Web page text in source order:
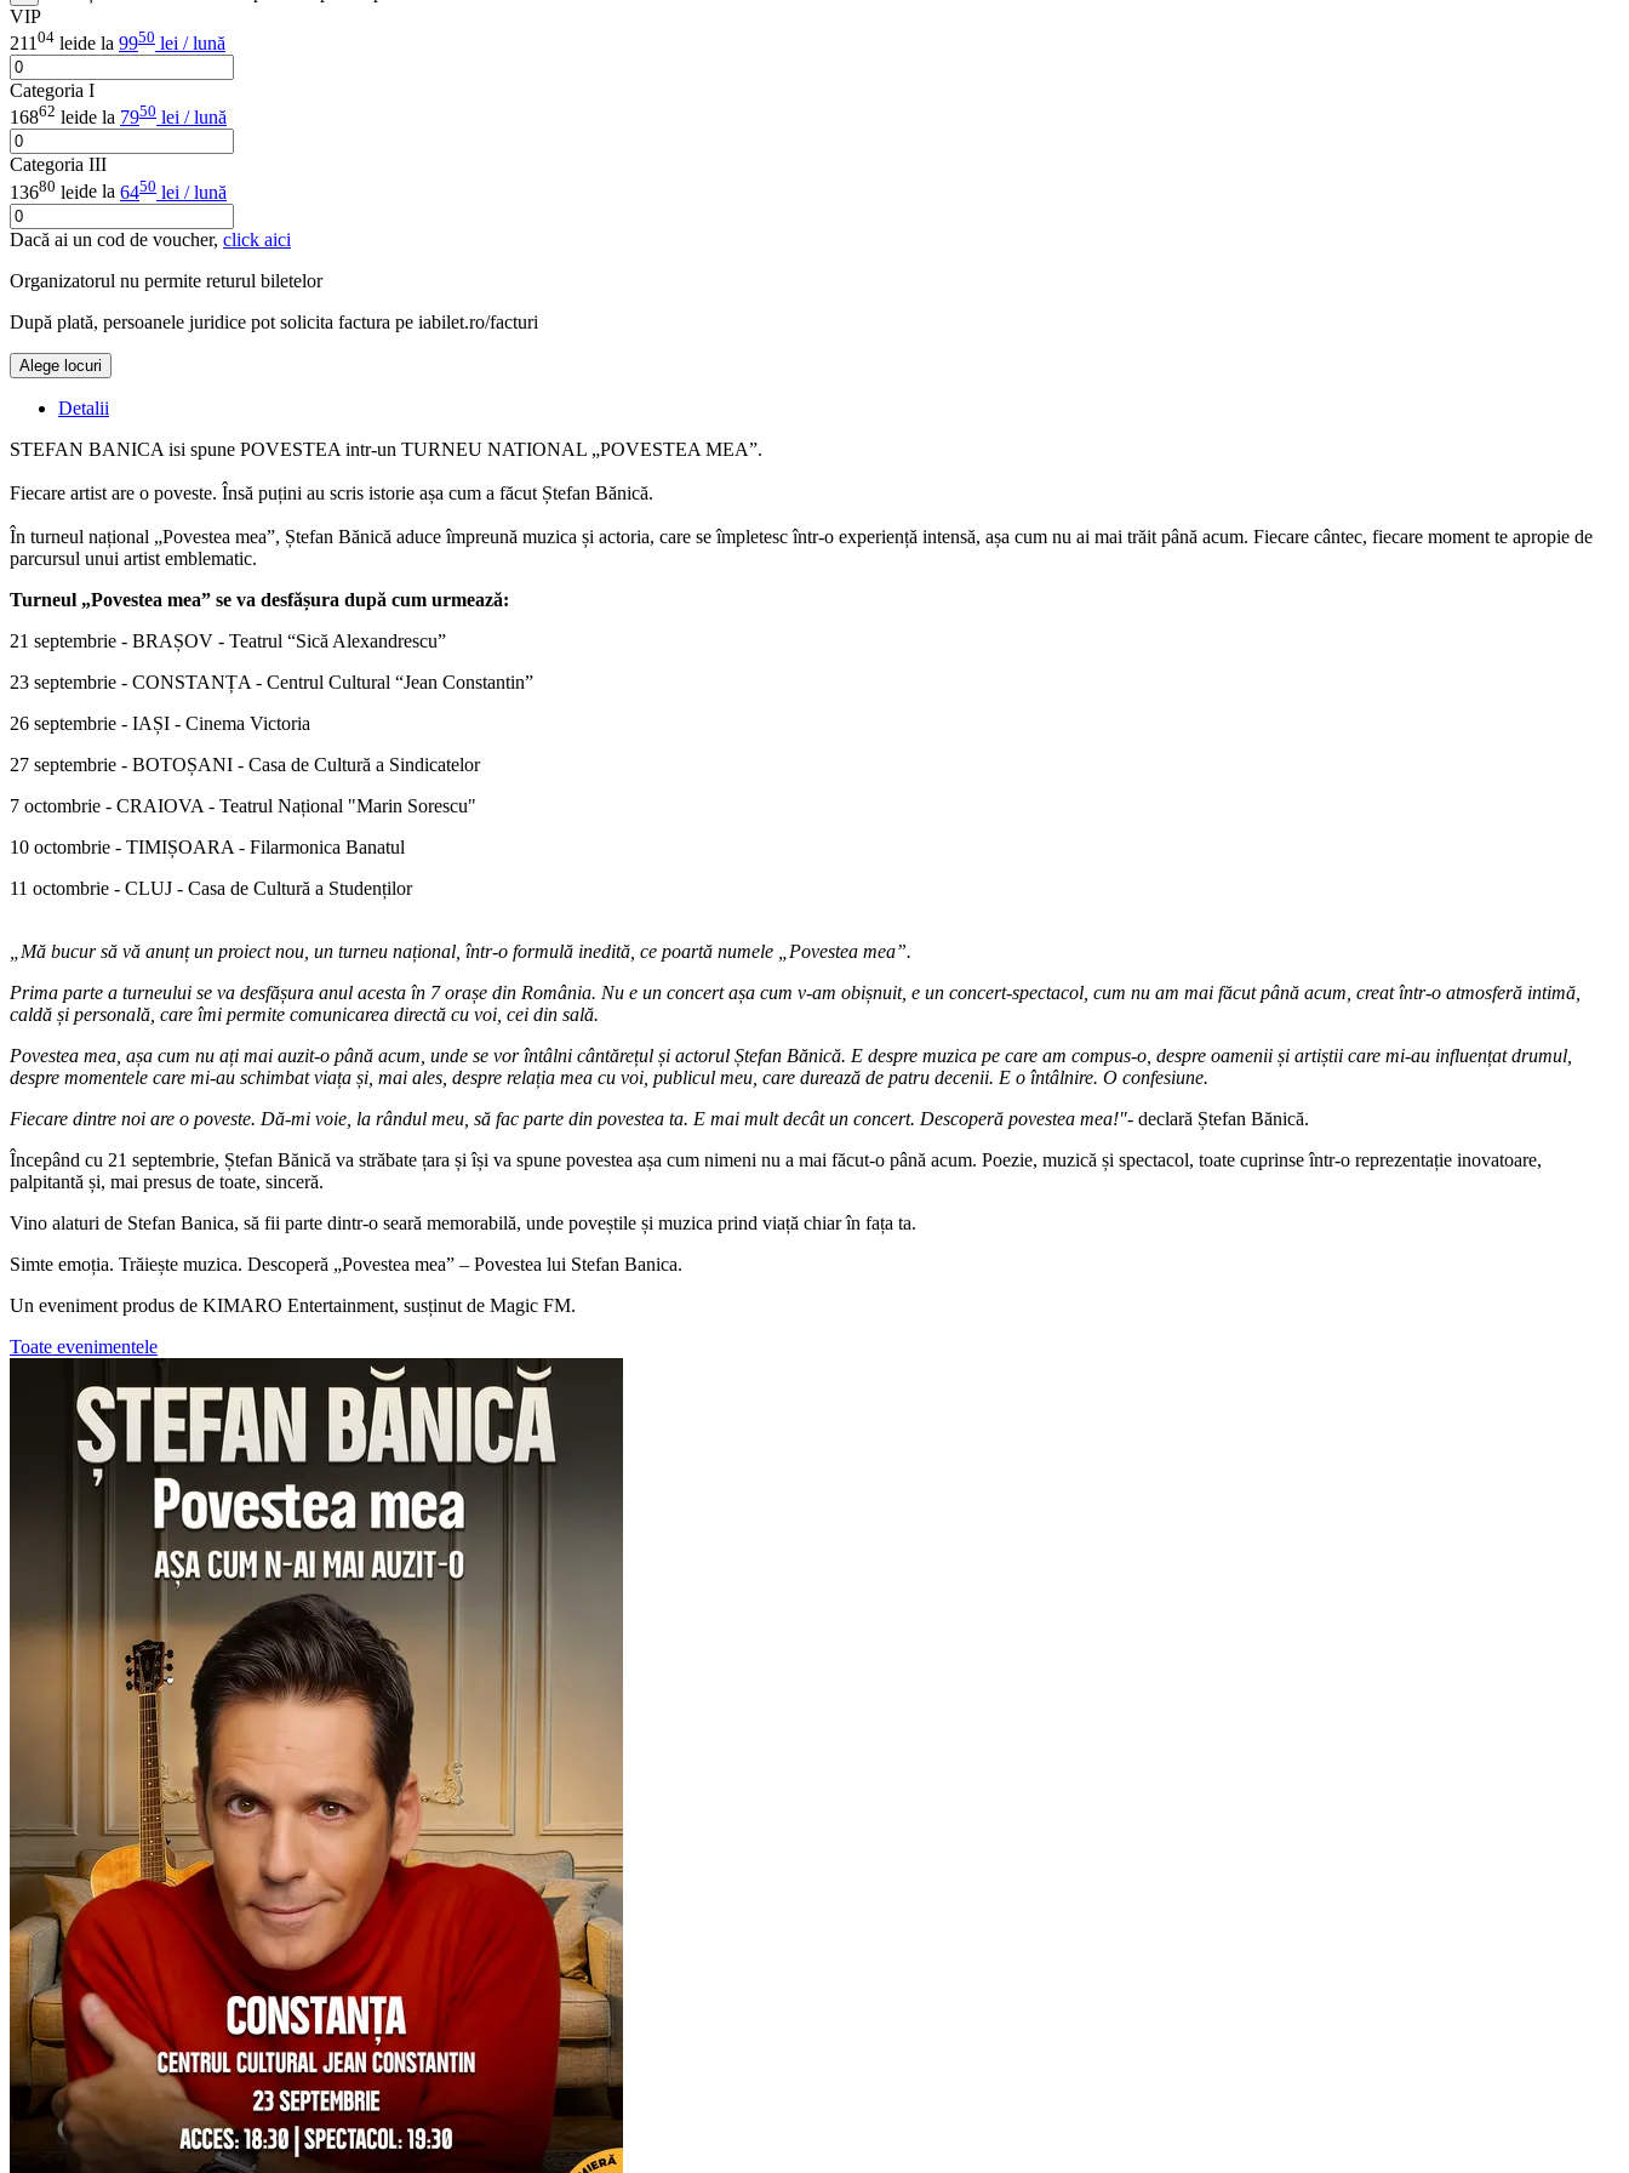
VIP
211 04 leide la 9950 lei / lună
Categoria I
16862 leide la 7950 lei / lună
Categoria III
13680 leide la 6450 lei / lună
Dacă ai un cod de voucher, click aici
Organizatorul nu permite returul biletelor
După plată, persoanele juridice pot solicita factura pe iabilet.ro/facturi
Alege locuri
Detalii
STEFAN BANICA isi spune POVESTEA intr-un TURNEU NATIONAL „POVESTEA MEA”.
Fiecare artist are o poveste. Însă puțini au scris istorie așa cum a făcut Ștefan Bănică.
În turneul național „Povestea mea”, Ștefan Bănică aduce împreună muzica și actoria, care se împletesc într-o experiență intensă, așa cum nu ai mai trăit până acum. Fiecare cântec, fiecare moment te apropie de
parcursul unui artist emblematic.
Turneul „Povestea mea” se va desfășura după cum urmează:
21 septembrie - BRAȘOV - Teatrul “Sică Alexandrescu”
23 septembrie - CONSTANȚA - Centrul Cultural “Jean Constantin”
26 septembrie - IAȘI - Cinema Victoria
27 septembrie - BOTOȘANI - Casa de Cultură a Sindicatelor
7 octombrie - CRAIOVA - Teatrul Național "Marin Sorescu"
10 octombrie - TIMIȘOARA - Filarmonica Banatul
11 octombrie - CLUJ - Casa de Cultură a Studenților
„Mă bucur să vă anunț un proiect nou, un turneu național, într-o formulă inedită, ce poartă numele „Povestea mea”.
Prima parte a turneului se va desfășura anul acesta în 7 orașe din România. Nu e un concert așa cum v-am obișnuit, e un concert-spectacol, cum nu am mai făcut până acum, creat într-o atmosferă intimă,
caldă și personală, care îmi permite comunicarea directă cu voi, cei din sală.
Povestea mea, așa cum nu ați mai auzit-o până acum, unde se vor întâlni cântărețul și actorul Ștefan Bănică. E despre muzica pe care am compus-o, despre oamenii și artiștii care mi-au influențat drumul,
despre momentele care mi-au schimbat viața și, mai ales, despre relația mea cu voi, publicul meu, care durează de patru decenii. E o întâlnire. O confesiune.
Fiecare dintre noi are o poveste. Dă-mi voie, la rândul meu, să fac parte din povestea ta. E mai mult decât un concert. Descoperă povestea mea!"- declară Ștefan Bănică.
Începând cu 21 septembrie, Ștefan Bănică va străbate țara și își va spune povestea așa cum nimeni nu a mai făcut-o până acum. Poezie, muzică și spectacol, toate cuprinse într-o reprezentație inovatoare,
palpitantă și, mai presus de toate, sinceră.
Vino alaturi de Stefan Banica, să fii parte dintr-o seară memorabilă, unde poveștile și muzica prind viață chiar în fața ta.
Simte emoția. Trăiește muzica. Descoperă „Povestea mea” – Povestea lui Stefan Banica.
Un eveniment produs de KIMARO Entertainment, susținut de Magic FM.
Toate evenimentele